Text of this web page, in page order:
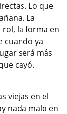
Lo que
La
la forma en
cuando ya
será más
cayó.
viejas en el
nada malo en